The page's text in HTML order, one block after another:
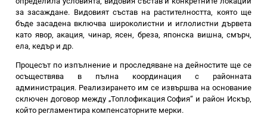
за засаждане. Видовият състав на растителността, която ще
бъде засадена включва широколистни и иглолистни дървета
като явор, акация, чинар, ясен, бреза, японска вишна, смърч,
ела, кедър и др.
Процесът по изпълнение и проследяване на дейностите ще се
осъществява в пълна координация с районната
администрация. Реализирането им се извършва на основание
сключен договор между „Топлофикация София“ и район Искър,
който регламентира компенсаторните мерки.